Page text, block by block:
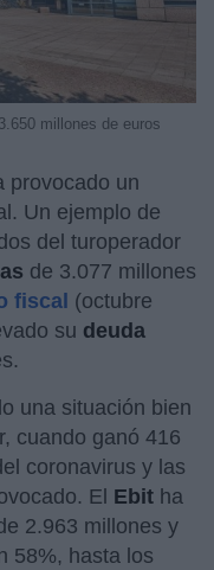
millones de euros
provocado un
Un ejemplo de
del turoperador
de 3.077 millones
fiscal (octubre
su deuda
una situación bien
cuando ganó 416
coronavirus y las
El Ebit ha
2.963 millones y
58%, hasta los